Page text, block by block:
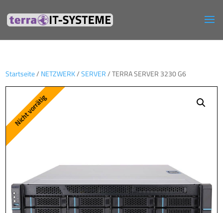
Startseite/ NETZWERK/SERVER/ TERRA SERVER 3230 G6